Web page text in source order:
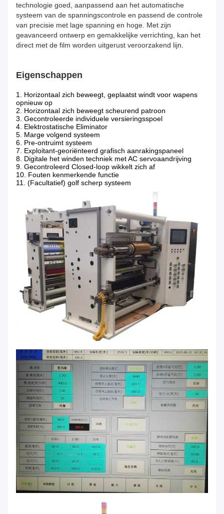
technologie goed, aanpassend aan het automatische
systeem van de spanningscontrole en passend de controle
van precisie met lage spanning en hoge. Met zijn
geavanceerd ontwerp en gemakkelijke verrichting, kan het
direct met de film worden uitgerust veroorzakend lijn.
Eigenschappen
1. Horizontaal zich beweegt, geplaatst windt voor wapens
opnieuw op
2. Horizontaal zich beweegt scheurend patroon
3. Gecontroleerde individuele versieringsspoel
4. Elektrostatische Eliminator
5. Marge volgend systeem
6. Pre-ontruimt systeem
7. Exploitant-georiënteerd grafisch aanrakingspaneel
8. Digitale het winden techniek met AC servoaandrijving
9. Gecontroleerd Closed-loop wikkelt zich af
10. Fouten kenmerkende functie
11. (Facultatief) golf scherp systeem